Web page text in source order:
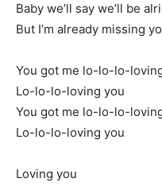
Baby we’ll say we’ll be
But I’m already missing
You got me lo-lo-lo-
Lo-lo-lo-loving you
You got me lo-lo-lo-
Lo-lo-lo-loving you
Loving you